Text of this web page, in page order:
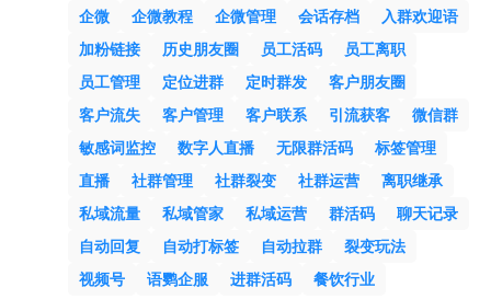
企微
企微教程 企微管理 会话存档
入群欢迎语
加粉链接
历史朋友圈 员工活码
员工离职
员工管理
定位进群 定时群发
客户朋友圈
客户流失
客户管理 客户联系 引流获客
微信群
敏感词监控
数字人直播 无限群活码
标签管理
直播
社群管理 社群裂变 社群运营
离职继承
私域流量
私域管家 私域运营 群活码
聊天记录
自动回复
自动打标签 自动拉群
裂变玩法
视频号
语鹦企服 进群活码 餐饮行业